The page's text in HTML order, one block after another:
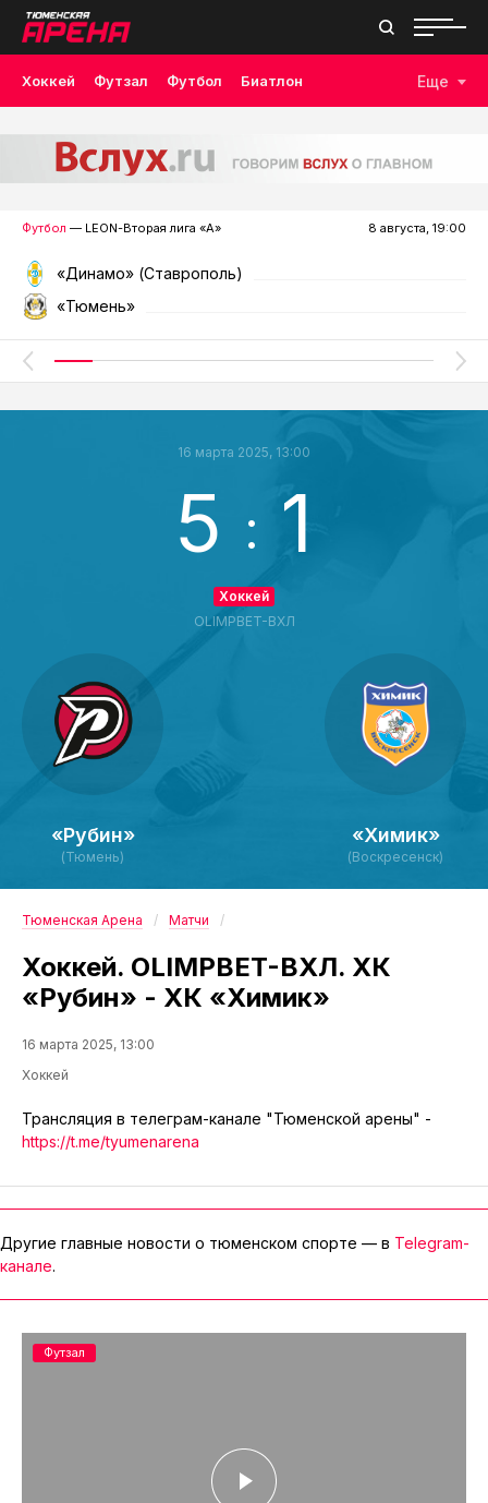
Хоккей Футзал Футбол Биатлон Еще
Футбол — LEON-Вторая лига «А» 8 августа, 19:00
«Динамо» (Ставрополь)
«Тюмень»
«Рубин»
(Тюмень)
16 марта 2025, 13:00
5 : 1
Хоккей
OLIMPBET-ВХЛ
«Химик»
(Воскресенск)
Тюменская Арена Матчи
Хоккей. OLIMPBET-ВХЛ. ХК
«Рубин» - ХК «Химик»
16 марта 2025, 13:00
Хоккей
Трансляция в телеграм-канале "Тюменской арены" -
https://t.me/tyumenarena
Другие главные новости о тюменском спорте — в Telegram-
канале.
Футзал